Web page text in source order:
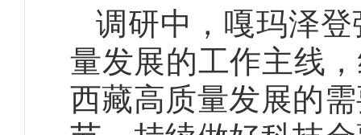
调研中，嘎玛泽
量发展的工作主线
西藏高质量发展的